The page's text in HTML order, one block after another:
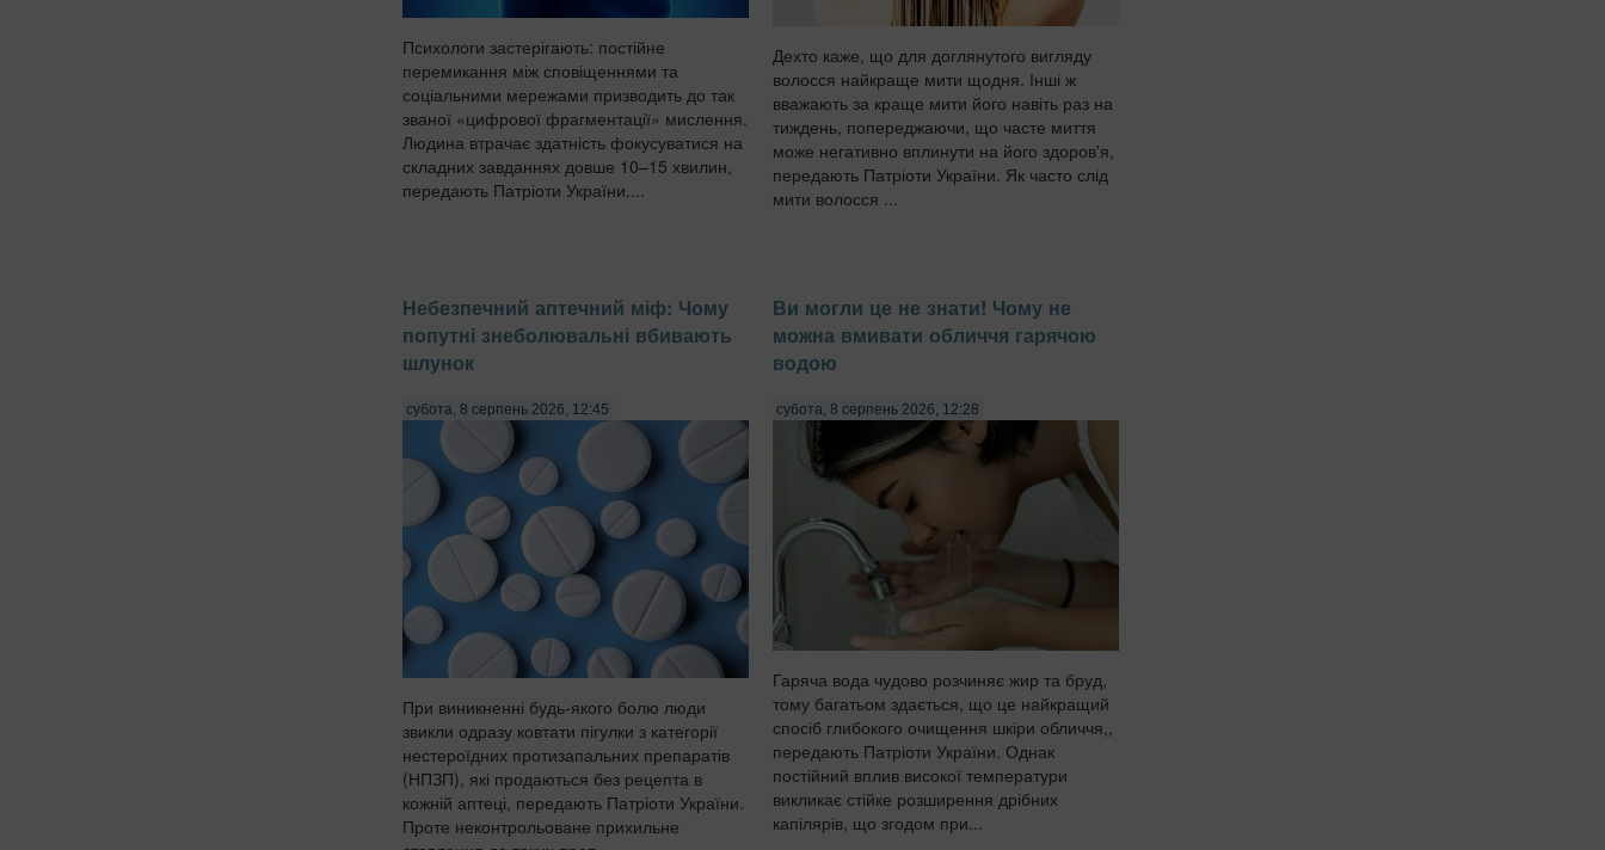
Психологи застерігають: постійне
перемикання між сповіщеннями та
соціальними мережами призводить до так
званої «цифрової фрагментації» мислення.
Людина втрачає здатність фокусуватися на
складних завданнях довше 10–15 хвилин,
передають Патріоти України....
Дехто каже, що для доглянутого вигляду
волосся найкраще мити щодня. Інші ж
вважають за краще мити його навіть раз на
тиждень, попереджаючи, що часте миття
може негативно вплинути на його здоров'я,
передають Патріоти України. Як часто слід
мити волосся ...
Небезпечний аптечний міф: Чому
попутні знеболювальні вбивають
шлунок
субота, 8 серпень 2026, 12:45
При виникненні будь-якого болю люди
звикли одразу ковтати пігулки з категорії
нестероїдних протизапальних препаратів
(НПЗП), які продаються без рецепта в
кожній аптеці, передають Патріоти України.
Проте неконтрольоване прихильне
Ви могли це не знати! Чому не
можна вмивати обличчя гарячою
водою
субота, 8 серпень 2026, 12:28
Гаряча вода чудово розчиняє жир та бруд,
тому багатьом здається, що це найкращий
спосіб глибокого очищення шкіри обличчя,,
передають Патріоти України. Однак
постійний вплив високої температури
викликає стійке розширення дрібних
капілярів, що згодом при...